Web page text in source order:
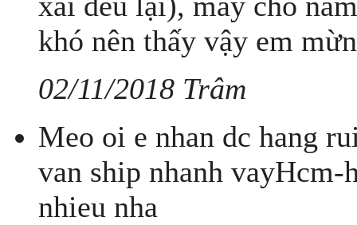
khó nên thấy vậy em
02/11/2018 Trâm
Meo oi e nhan dc hang
van ship nhanh vayHcm-
nhieu nha